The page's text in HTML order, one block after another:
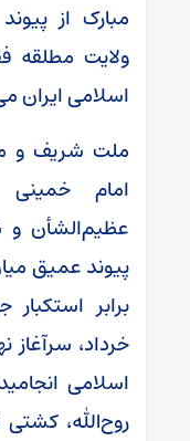
مبارک از
ولایت مطلقه
اسلامی ایران
ملت شریف و
امام
عظیم‌الشأن و
پیوند عمیق
خرداد، سرآغاز
اسلامی
روح‌الله،